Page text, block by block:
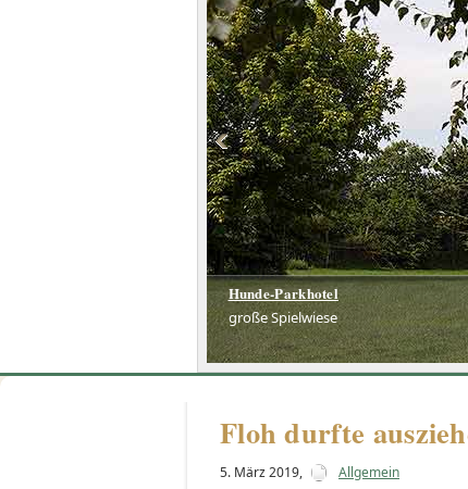
Hunde-Parkhotel
große Spielwiese
Hunde-Parkhotel
große Spielwiese
Floh durfte
5. März 2019, Allgemein